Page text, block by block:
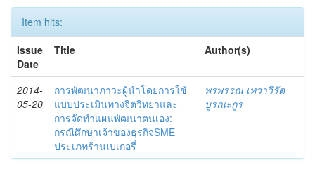
Item hits:
Issue
Date
Title Author(s)
2014-
05-20
การพัฒนาภาวะผู้นำโดยการใช้
แบบประเมินทางจิตวิทยาและ
การจัดทำแผนพัฒนาตนเอง:
กรณีศึกษาเจ้าของธุรกิจSME
ประเภทร้านเบเกอรี่
พรพรรณ เทวาวิรัต
บูรณะกูร